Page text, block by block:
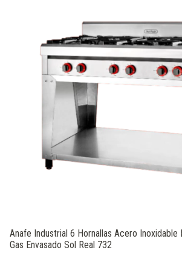
Anafe Industrial 6 Hornallas Acero Inoxidable
Gas Envasado Sol Real 732